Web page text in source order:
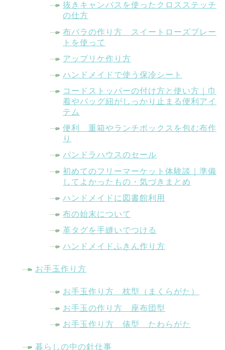
抜きキャンバスを使ったクロスステッチ
の仕方
布バラの作り方 スイートローズプレー
トを使って
アップリケ作り方
ハンドメイドで使う保冷シート
コードストッパーの付け方と使い方｜巾
着やバッグ紐がしっかり止まる便利アイ
テム
便利 重箱やランチボックスを包む布作
り
パンドラハウスのセール
初めてのフリーマーケット体験談｜準備
してよかったもの・気づきまとめ
ハンドメイドに図書館利用
布の始末について
革タグを手縫いでつける
ハンドメイドふきん作り方
お手玉作り方
お手玉作り方 枕型（まくらがた）
お手玉の作り方 座布団型
お手玉作り方 俵型 たわらがた
暮らしの中の針仕事